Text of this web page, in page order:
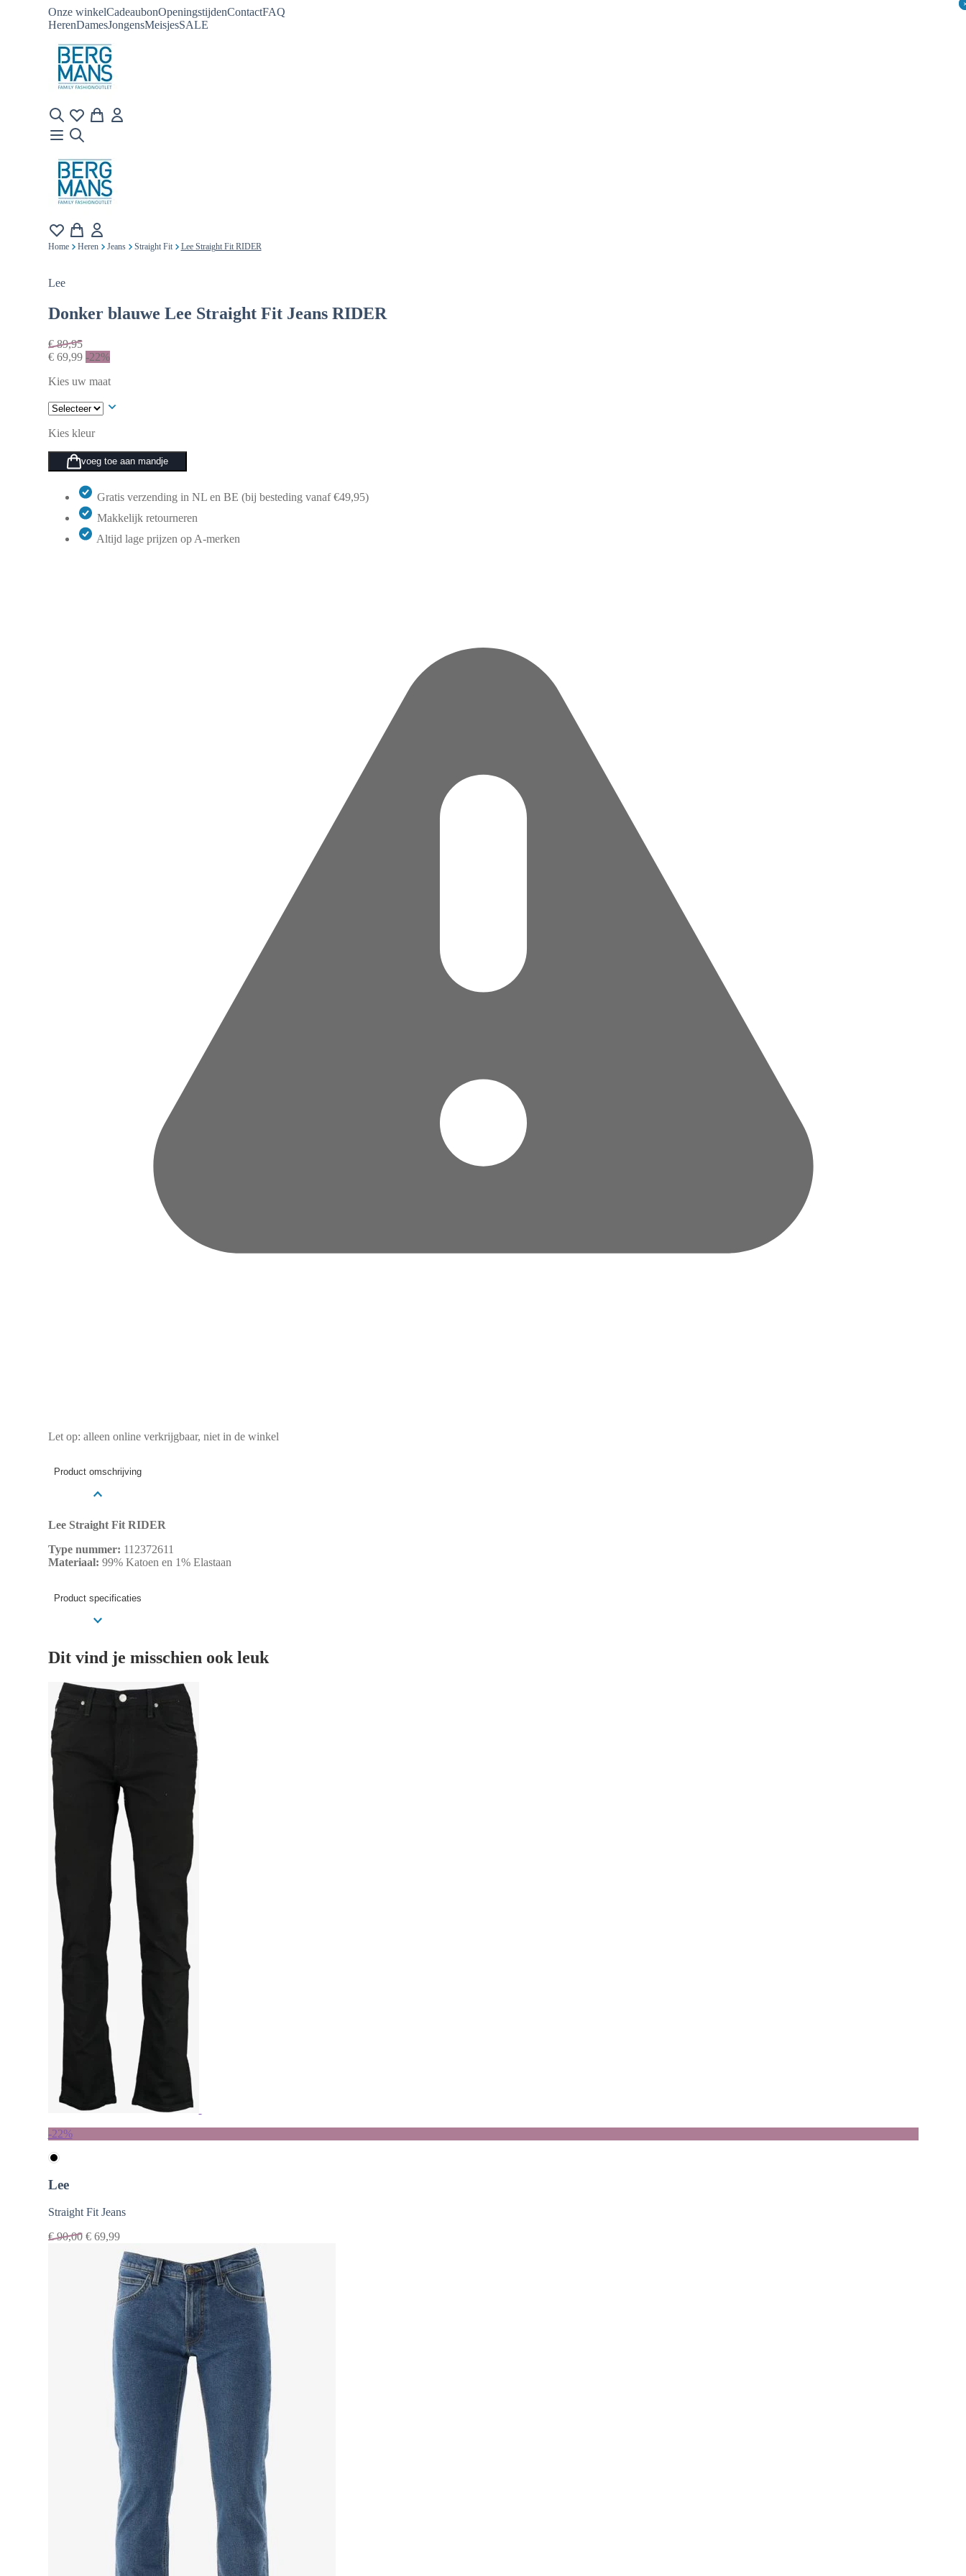
Onze winkelCadeaubonOpeningstijdenContactFAQ
HerenDamesJongensMeisjesSALE
Home Heren Jeans Straight Fit Lee Straight Fit RIDER
Lee
Donker blauwe Lee Straight Fit Jeans RIDER
€89,95
€69,99 -22%
Kies uw maat
Kies kleur
voeg toe aan mandje
Gratis verzending in NL en BE (bij besteding vanaf €49,95)
Makkelijk retourneren
Altijd lage prijzen op A-merken
Let op: alleen online verkrijgbaar, niet in de winkel
Product omschrijving
Lee Straight Fit RIDER
Type nummer: 112372611
Materiaal: 99% Katoen en 1% Elastaan
Product specificaties
Dit vind je misschien ook leuk
-22%
Lee
Straight Fit Jeans
€90,00 €69,99